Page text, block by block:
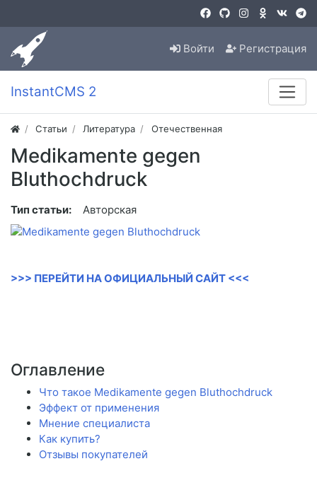
Войти Регистрация
InstantCMS 2
Статьи Литература Отечественная
Medikamente gegen
Bluthochdruck
Тип статьи: Авторская
>>> ПЕРЕЙТИ НА ОФИЦИАЛЬНЫЙ САЙТ <<<
Оглавление
Что такое Medikamente gegen Bluthochdruck
Эффект от применения
Мнение специалиста
Как купить?
Отзывы покупателей